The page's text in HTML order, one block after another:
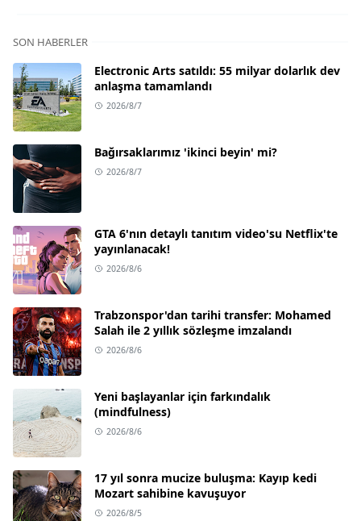
SON HABERLER
Electronic Arts satıldı: 55 milyar dolarlık dev
anlaşma tamamlandı
2026/8/7
Bağırsaklarımız 'ikinci beyin' mi?
2026/8/7
GTA 6'nın detaylı tanıtım video'su Netflix'te
yayınlanacak!
2026/8/6
Trabzonspor'dan tarihi transfer: Mohamed
Salah ile 2 yıllık sözleşme imzalandı
2026/8/6
Yeni başlayanlar için farkındalık
(mindfulness)
2026/8/6
17 yıl sonra mucize buluşma: Kayıp kedi
Mozart sahibine kavuşuyor
2026/8/5